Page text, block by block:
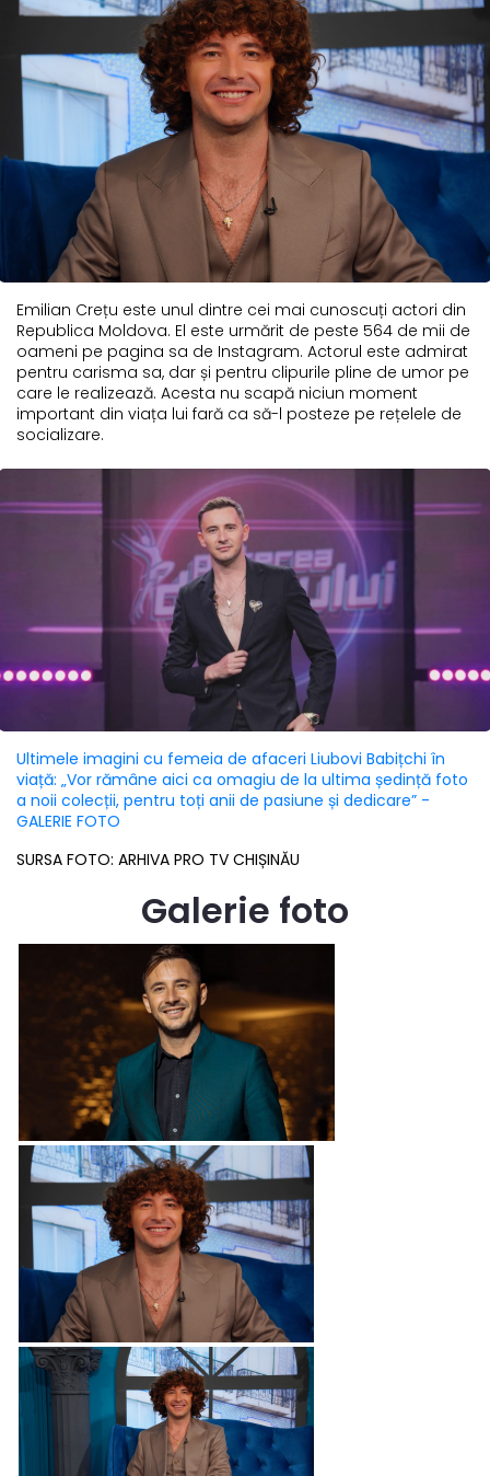
Emilian Crețu este unul dintre cei mai cunoscuți actori din
Republica Moldova. El este urmărit de peste 564 de mii de
oameni pe pagina sa de Instagram. Actorul este admirat
pentru carisma sa, dar și pentru clipurile pline de umor pe
care le realizează. Acesta nu scapă niciun moment
important din viața lui fară ca să-l posteze pe rețelele de
socializare.
Ultimele imagini cu femeia de afaceri Liubovi Babițchi în
viață: „Vor rămâne aici ca omagiu de la ultima ședință foto
a noii colecții, pentru toți anii de pasiune și dedicare” -
GALERIE FOTO
SURSA FOTO: ARHIVA PRO TV CHIȘINĂU
Galerie foto